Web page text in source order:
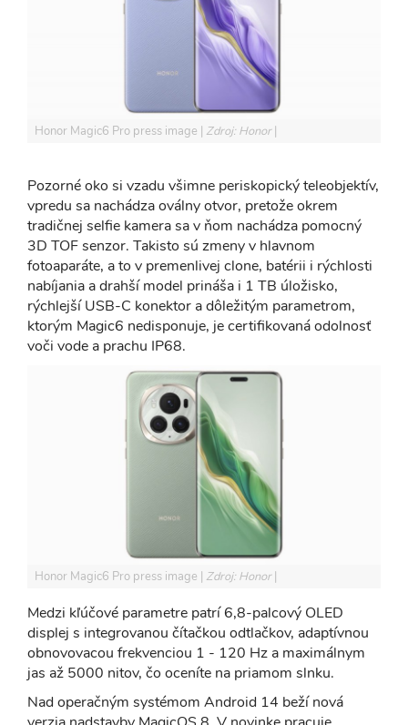
Honor Magic6 Pro press image Zdroj: Honor
Pozorné oko si vzadu všimne periskopický teleobjektív,
vpredu sa nachádza oválny otvor, pretože okrem
tradičnej selfie kamera sa v ňom nachádza pomocný
3D TOF senzor. Takisto sú zmeny v hlavnom
fotoaparáte, a to v premenlivej clone, batérii i rýchlosti
nabíjania a drahší model prináša i 1 TB úložisko,
rýchlejší USB-C konektor a dôležitým parametrom,
ktorým Magic6 nedisponuje, je certifikovaná odolnosť
voči vode a prachu IP68.
Honor Magic6 Pro press image Zdroj: Honor
Medzi kľúčové parametre patrí 6,8-palcový OLED
displej s integrovanou čítačkou odtlačkov, adaptívnou
obnovovacou frekvenciou 1 - 120 Hz a maximálnym
jas až 5000 nitov, čo oceníte na priamom slnku.
Nad operačným systémom Android 14 beží nová